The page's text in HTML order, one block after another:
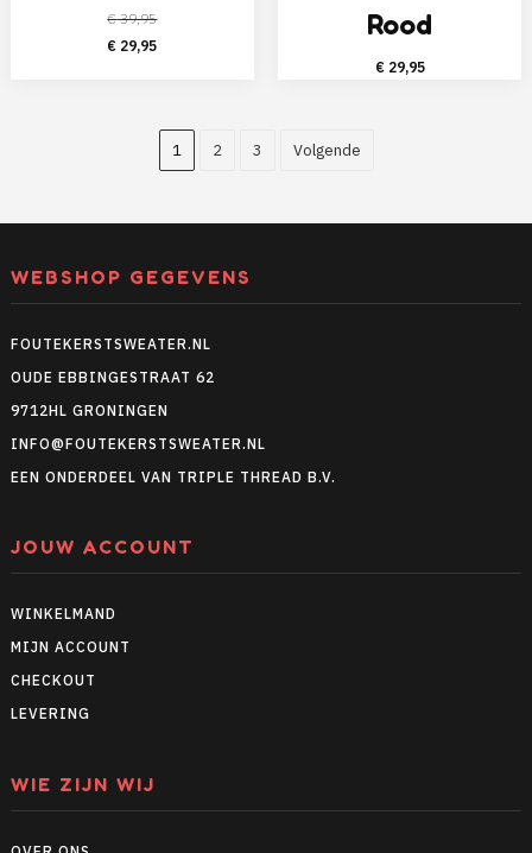
€39,95
Oorspronkelijke
€ 39,95.
€ 29,95Huidige
€ 29,95.
Rood
€29,95
1 2 3 Volgende
WEBSHOP GEGEVENS
FOUTEKERSTSWEATER.NL
OUDE EBBINGESTRAAT 62
9712HL GRONINGEN
INFO@FOUTEKERSTSWEATER.NL
EEN ONDERDEEL VAN TRIPLE THREAD B.V.
JOUW ACCOUNT
WINKELMAND
MIJN ACCOUNT
CHECKOUT
LEVERING
WIE ZIJN WIJ